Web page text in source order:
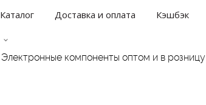
Каталог Доставка и оплата Кэшбэк
Электронные компоненты оптом и в розницу